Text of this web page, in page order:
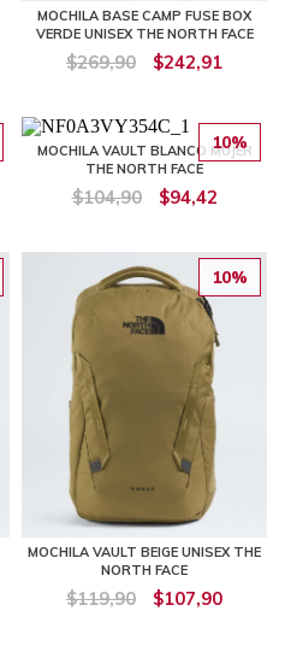
MOCHILA BASE CAMP FUSE BOX
VERDE UNISEX THE NORTH FACE
$269,90 $242,91
10%
MOCHILA VAULT BLANCO MUJER
THE NORTH FACE
$104,90 $94,42
10%
MOCHILA VAULT BEIGE UNISEX THE
NORTH FACE
$119,90 $107,90